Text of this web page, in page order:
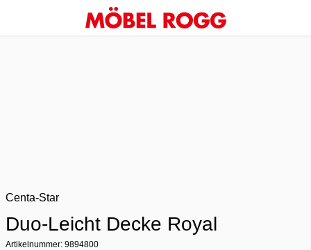
Centa-Star
Duo-Leicht Decke Royal
Artikelnummer: 9894800